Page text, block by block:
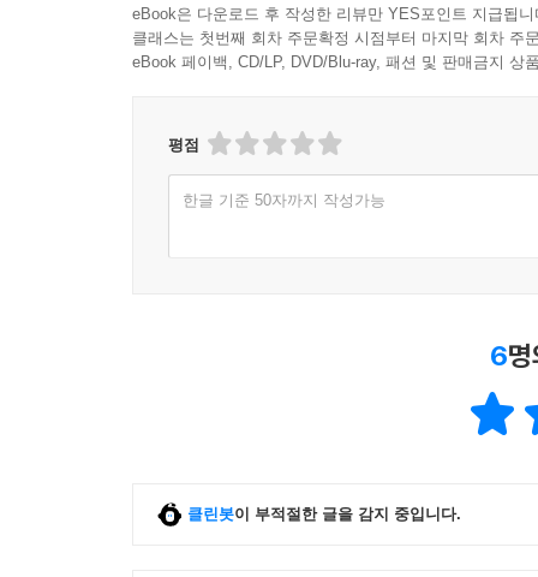
eBook은 다운로드 후 작성한 리뷰만 YES포인트 지급됩니
클래스는 첫번째 회차 주문확정 시점부터 마지막 회차 주
eBook 페이백, CD/LP, DVD/Blu-ray, 패션 및 판매금지 상
평점
한글 기준 50자까지 작성가능
6
클린봇이 부적절한 글을 감지 중입니다.